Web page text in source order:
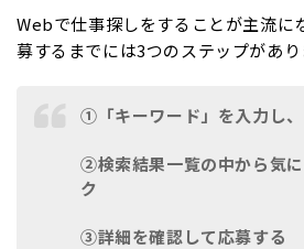
Webで仕事探しをすることが主流に
募するまでには3つのステップがあり
①「キーワード」を入力し、
②検索結果一覧の中から気
ク
③詳細を確認して応募する